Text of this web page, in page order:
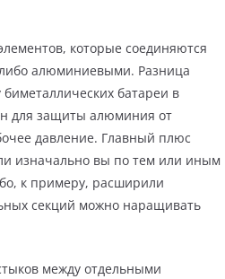
которые соединяются
алюминиевыми. Разница
батареи в
для защиты алюминия от
давление. Главный плюс
изначально вы по тем или иным
к примеру, расширили
секций можно наращивать
между отдельными